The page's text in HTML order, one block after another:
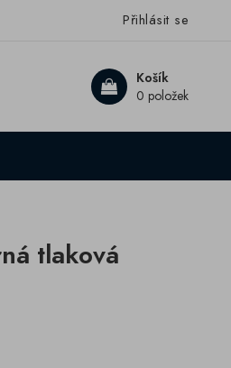
Přihlásit se
Košík
0 položek
tlaková